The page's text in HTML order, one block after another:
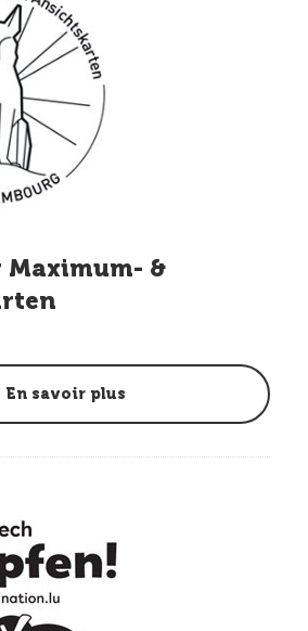
Maximum- &
En savoir plus